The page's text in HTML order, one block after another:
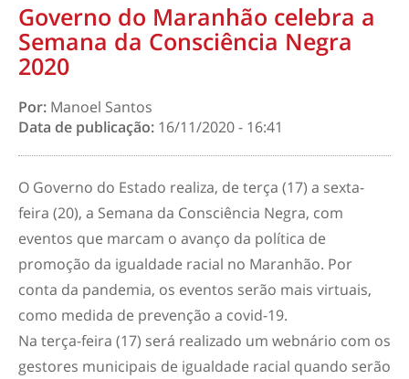
Governo do Maranhão celebra a
Semana da Consciência Negra
2020
Por: Manoel Santos
Data de publicação: 16/11/2020 - 16:41
O Governo do Estado realiza, de terça (17) a sexta-
feira (20), a Semana da Consciência Negra, com
eventos que marcam o avanço da política de
promoção da igualdade racial no Maranhão. Por
conta da pandemia, os eventos serão mais virtuais,
como medida de prevenção a covid-19.
Na terça-feira (17) será realizado um webnário com os
gestores municipais de igualdade racial quando serão